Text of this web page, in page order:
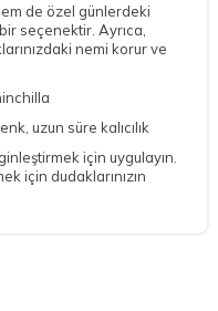
de özel günlerdeki
seçenektir. Ayrıca,
nemi korur ve
uzun süre kalıcılık
için uygulayın.
için dudaklarınızın